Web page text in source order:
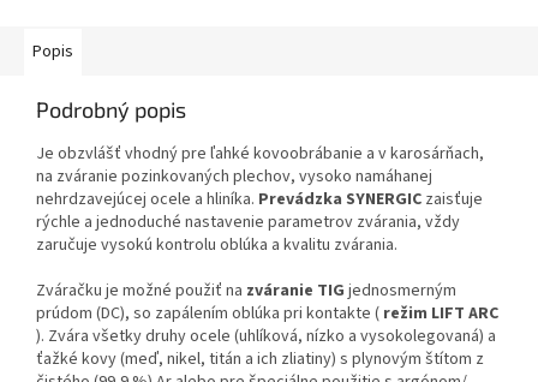
Popis
Podrobný popis
Je obzvlášť vhodný pre ľahké kovoobrábanie a v karosárňach,
na zváranie pozinkovaných plechov, vysoko namáhanej
nehrdzavejúcej ocele a hliníka. Prevádzka SYNERGIC zaisťuje
rýchle a jednoduché nastavenie parametrov zvárania, vždy
zaručuje vysokú kontrolu oblúka a kvalitu zvárania.
Zváračku je možné použiť na zváranie TIG jednosmerným
prúdom (DC), so zapálením oblúka pri kontakte ( režim LIFT ARC
). Zvára všetky druhy ocele (uhlíková, nízko a vysokolegovaná) a
ťažké kovy (meď, nikel, titán a ich zliatiny) s plynovým štítom z